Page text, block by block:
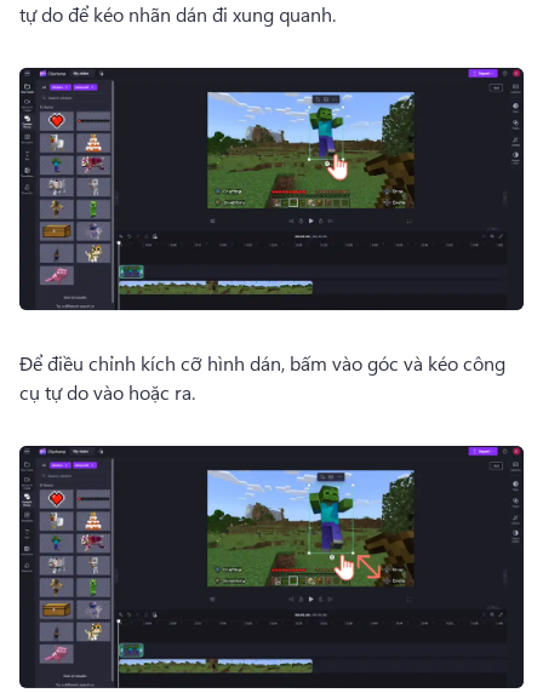
tự do để kéo nhãn dán đi xung quanh.
Để điều chỉnh kích cỡ hình dán, bấm vào góc và kéo công
cụ tự do vào hoặc ra.